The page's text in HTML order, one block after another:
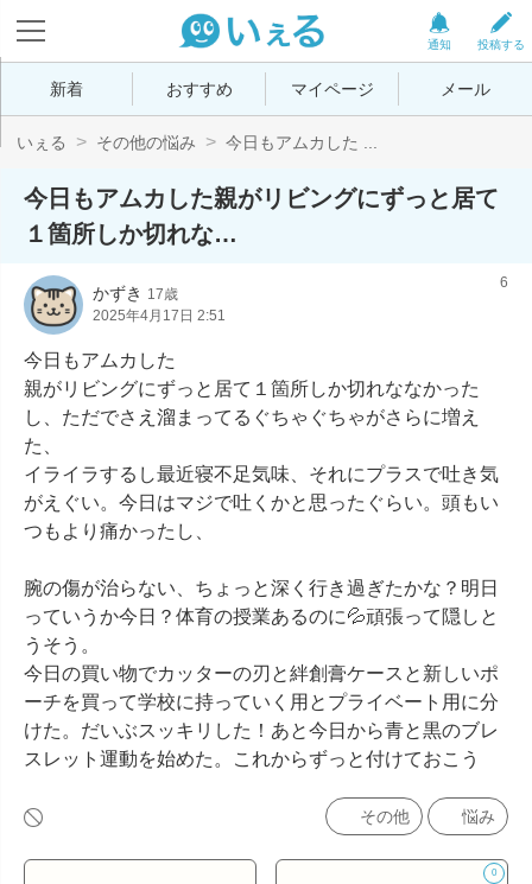
投稿する
通知
新着 おすすめ マイページ メール
いぇる その他の悩み 今日もアムカした ...
今日もアムカした親がリビングにずっと居て
１箇所しか切れな…
かずき 17歳
2025年4月17日 2:51
6
今日もアムカした
親がリビングにずっと居て１箇所しか切れななかった
し、ただでさえ溜まってるぐちゃぐちゃがさらに増え
た、
イライラするし最近寝不足気味、それにプラスで吐き気
がえぐい。今日はマジで吐くかと思ったぐらい。頭もい
つもより痛かったし、
腕の傷が治らない、ちょっと深く行き過ぎたかな？明日
っていうか今日？体育の授業あるのに💦頑張って隠しと
うそう。
今日の買い物でカッターの刃と絆創膏ケースと新しいポ
ーチを買って学校に持っていく用とプライベート用に分
けた。だいぶスッキリした！あと今日から青と黒のブレ
スレット運動を始めた。これからずっと付けておこう
その他 悩み
0